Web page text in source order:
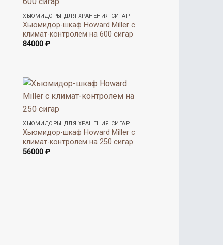
ХЬЮМИДОРЫ ДЛЯ ХРАНЕНИЯ СИГАР
Хьюмидор-шкаф Howard Miller с
климат-контролем на 600 сигар
84000₽
ХЬЮМИДОРЫ ДЛЯ ХРАНЕНИЯ СИГАР
Хьюмидор-шкаф Howard Miller с
климат-контролем на 250 сигар
56000₽